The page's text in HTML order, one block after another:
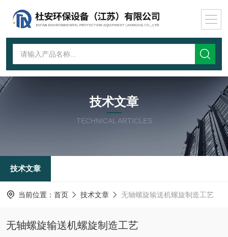
技术文章
TECHNICAL ARTICLES
技术文章
当前位置： 首页 技术文章 无轴螺旋输送机螺旋制造工艺
无轴螺旋输送机螺旋制造工艺